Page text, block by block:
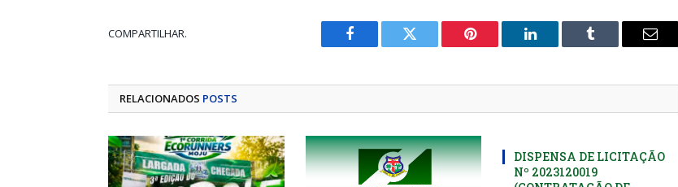
COMPARTILHAR.
Facebook Twitter Pinterest LinkedIn Tumblr
E-
RELACIONADOS POSTS
DISPENSA DE LICITAÇÃO
Nº 2023120019